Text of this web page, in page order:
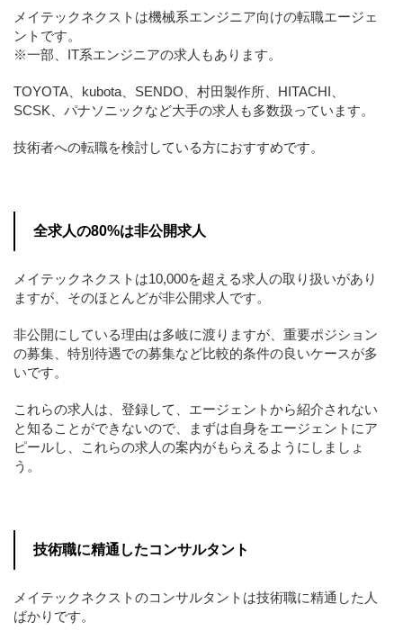
メイテックネクストは機械系エンジニア向けの転職エージェ
ントです。
※一部、IT系エンジニアの求人もあります。
TOYOTA、kubota、SENDO、村田製作所、HITACHI、
SCSK、パナソニックなど大手の求人も多数扱っています。
技術者への転職を検討している方におすすめです。
全求人の80%は非公開求人
メイテックネクストは10,000を超える求人の取り扱いがあり
ますが、そのほとんどが非公開求人です。
非公開にしている理由は多岐に渡りますが、重要ポジション
の募集、特別待遇での募集など比較的条件の良いケースが多
いです。
これらの求人は、登録して、エージェントから紹介されない
と知ることができないので、まずは自身をエージェントにア
ピールし、これらの求人の案内がもらえるようにしましょ
う。
技術職に精通したコンサルタント
メイテックネクストのコンサルタントは技術職に精通した人
ばかりです。